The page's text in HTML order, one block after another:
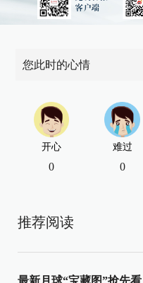
您此时的心情
开心
0
难过
0
推荐阅读
最新月球“宝藏图”抢先看